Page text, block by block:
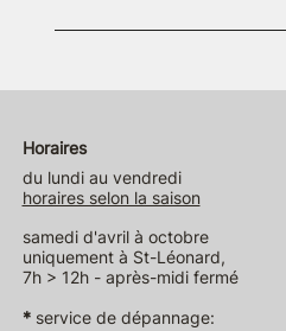
Horaires
du lundi au vendredi
horaires selon la saison
samedi d'avril à octobre
uniquement à St-Léonard,
7h > 12h - après-midi fermé
*service de dépannage: